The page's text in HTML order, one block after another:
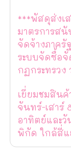
***พัสดุส่งเ
มาตรการสนั
จัดจ้างภาครัฐ
ระบบจัดซื้อจั
กฏกระทรวง
เยี่ยมชมสินค้
จันทร์-เสาร์
อาทิตย์และ
พิกัด ใกล้สี่